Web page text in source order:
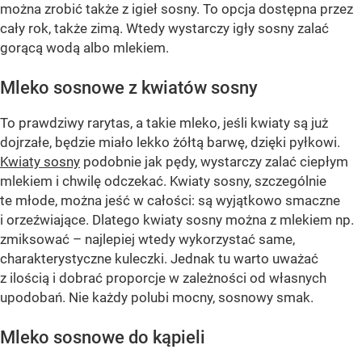
można zrobić także z igieł sosny. To opcja dostępna przez
cały rok, także zimą. Wtedy wystarczy igły sosny zalać
gorącą wodą albo mlekiem.
Mleko sosnowe z kwiatów sosny
To prawdziwy rarytas, a takie mleko, jeśli kwiaty są już
dojrzałe, będzie miało lekko żółtą barwę, dzięki pyłkowi.
Kwiaty sosny podobnie jak pędy, wystarczy zalać ciepłym
mlekiem i chwilę odczekać. Kwiaty sosny, szczególnie
te młode, można jeść w całości: są wyjątkowo smaczne
i orzeźwiające. Dlatego kwiaty sosny można z mlekiem np.
zmiksować – najlepiej wtedy wykorzystać same,
charakterystyczne kuleczki. Jednak tu warto uważać
z ilością i dobrać proporcje w zależności od własnych
upodobań. Nie każdy polubi mocny, sosnowy smak.
Mleko sosnowe do kąpieli